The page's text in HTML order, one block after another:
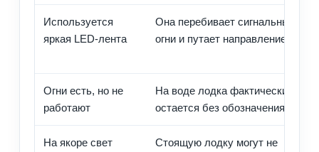
Используется
яркая LED-лента
Она перебивает сигнальные
огни и путает направление
Огни есть, но не
работают
На воде лодка фактически
остается без обозначения
На якоре свет
Стоящую лодку могут не